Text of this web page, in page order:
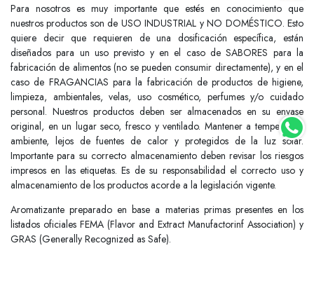
Para nosotros es muy importante que estés en conocimiento que
nuestros productos son de USO INDUSTRIAL y NO DOMÉSTICO. Esto
quiere decir que requieren de una dosificación específica, están
diseñados para un uso previsto y en el caso de SABORES para la
fabricación de alimentos (no se pueden consumir directamente), y en el
caso de FRAGANCIAS para la fabricación de productos de higiene,
limpieza, ambientales, velas, uso cosmético, perfumes y/o cuidado
personal. Nuestros productos deben ser almacenados en su envase
original, en un lugar seco, fresco y ventilado. Mantener a temperatura
ambiente, lejos de fuentes de calor y protegidos de la luz solar.
Importante para su correcto almacenamiento deben revisar los riesgos
impresos en las etiquetas. Es de su responsabilidad el correcto uso y
almacenamiento de los productos acorde a la legislación vigente.
Aromatizante preparado en base a materias primas presentes en los
listados oficiales FEMA (Flavor and Extract Manufactorinf Association) y
GRAS (Generally Recognized as Safe).